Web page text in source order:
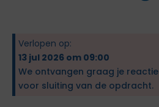
Verlopen op:
13 jul 2026 om 09:00
We ontvangen graag je reactie
voor sluiting van de opdracht.